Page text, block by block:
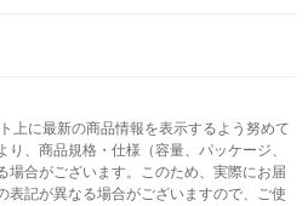
上に最新の商品情報を表示するよう努めて
、商品規格・仕様（容量、パッケージ、
場合がございます。このため、実際にお届
表記が異なる場合がございますので、ご使